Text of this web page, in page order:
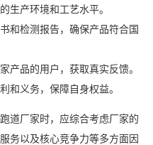
生产环境和工艺水平。
和检测报告，确保产品符合国
产品的用户，获取真实反馈。
和义务，保障自身权益。
道厂家时，应综合考虑厂家的
务以及核心竞争力等多方面因